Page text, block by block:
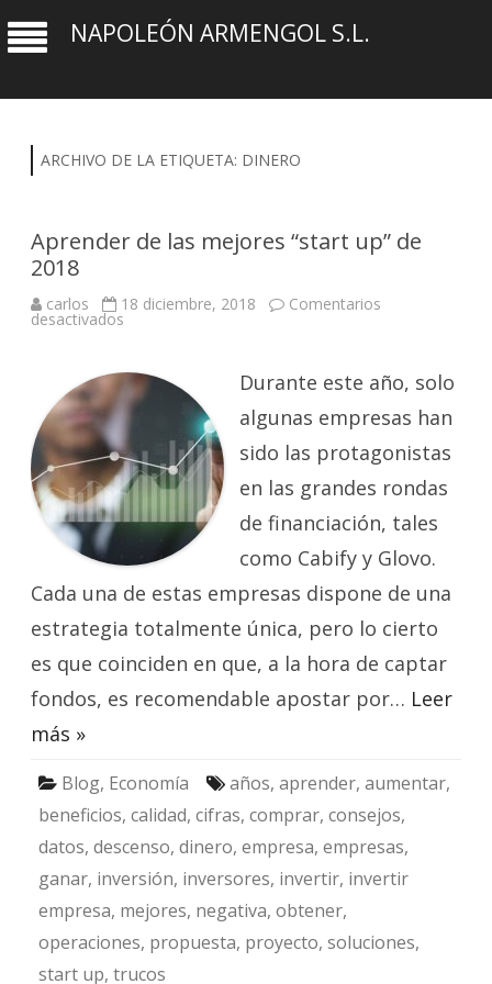
NAPOLEÓN ARMENGOL S.L.
ARCHIVO DE LA ETIQUETA: DINERO
Aprender de las mejores “start up” de
2018
carlos 18 diciembre, 2018 Comentarios
desactivados
mejores
“start
up”
2018
Durante este año, solo
algunas empresas han
sido las protagonistas
en las grandes rondas
de financiación, tales
como Cabify y Glovo.
Cada una de estas empresas dispone de una
estrategia totalmente única, pero lo cierto
es que coinciden en que, a la hora de captar
fondos, es recomendable apostar por… Leer
más »
Blog, Economía años, aprender, aumentar,
beneficios, calidad, cifras, comprar, consejos,
datos, descenso, dinero, empresa, empresas,
ganar, inversión, inversores, invertir, invertir
empresa, mejores, negativa, obtener,
operaciones, propuesta, proyecto, soluciones,
start up, trucos